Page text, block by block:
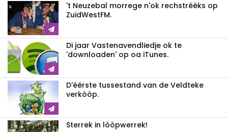
't Neuzebal morrege n'ok rechstrèèks op
ZuidWestFM.
Di jaar Vastenavendliedje ok te
'downloaden' op oa iTunes.
D'éérste tussestand van de Veldteke
verkòòp.
Sterrek in lòòpwerrek!